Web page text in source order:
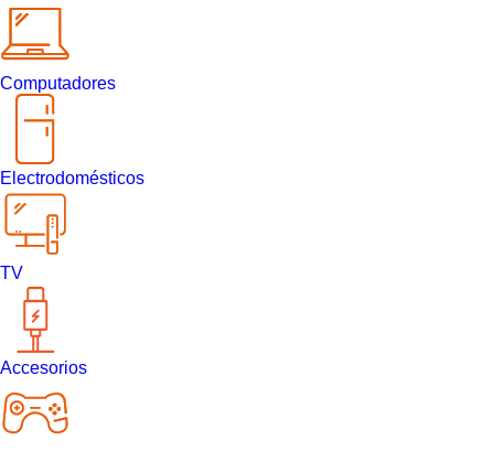
Computadores
Electrodomésticos
TV
Accesorios